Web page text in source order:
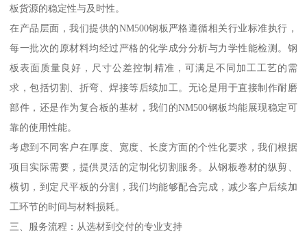
板货源的稳定性与及时性。
在产品层面，我们提供的NM500钢板严格遵循相关行业标准执行，
每一批次的原材料均经过严格的化学成分分析与力学性能检测。钢
板表面质量良好，尺寸公差控制精准，可满足不同加工工艺的需
求，包括切割、折弯、焊接等后续加工。无论是用于直接制作耐磨
部件，还是作为复合板的基材，我们的NM500钢板均能展现稳定可
靠的使用性能。
考虑到不同客户在厚度、宽度、长度方面的个性化要求，我们根据
项目实际需要，提供灵活的定制化切割服务。从钢板卷材的纵剪、
横切，到定尺平板的分割，我们均能够配合完成，减少客户后续加
工环节的时间与材料损耗。
三、服务流程：从选材到交付的专业支持